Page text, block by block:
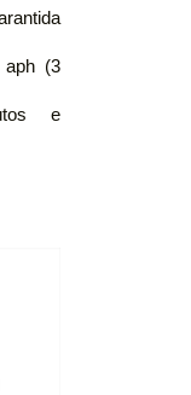
aph (3
e